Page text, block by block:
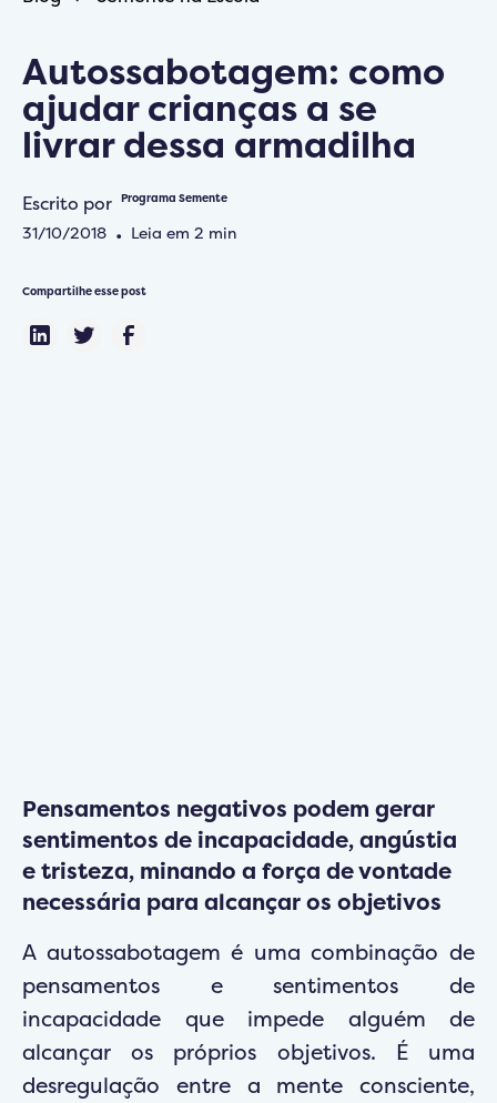
Autossabotagem: como
ajudar crianças a se
livrar dessa armadilha
Escrito por Programa Semente
31/10/2018 • Leia em 2 min
Compartilhe esse post
Pensamentos negativos podem gerar
sentimentos de incapacidade, angústia
e tristeza, minando a força de vontade
necessária para alcançar os objetivos
A autossabotagem é uma combinação de
pensamentos e sentimentos de
incapacidade que impede alguém de
alcançar os próprios objetivos. É uma
desregulação entre a mente consciente,